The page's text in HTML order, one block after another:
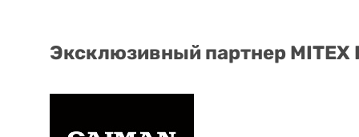
Эксклюзивный партнер